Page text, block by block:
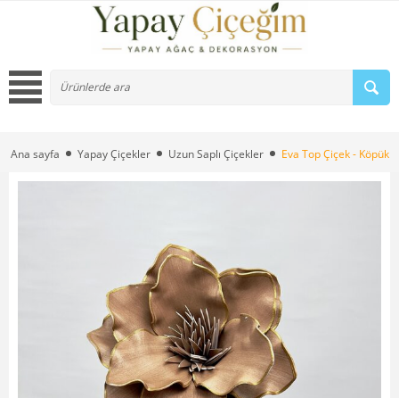
Ana sayfa Yapay Çiçekler Uzun Saplı Çiçekler Eva Top Çiçek - Köpük